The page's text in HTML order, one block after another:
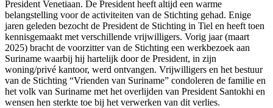
President Venetiaan. De President heeft altijd een warme
belangstelling voor de activiteiten van de Stichting gehad. Enige
jaren geleden bezocht de President de Stichting in Tiel en heeft toen
kennisgemaakt met verschillende vrijwilligers. Vorig jaar (maart
2025) bracht de voorzitter van de Stichting een werkbezoek aan
Suriname waarbij hij hartelijk door de President, in zijn
woning/privé kantoor, werd ontvangen. Vrijwilligers en het bestuur
van de Stichting “Vrienden van Suriname” condoleren de familie en
het volk van Suriname met het overlijden van President Santokhi en
wensen hen sterkte toe bij het verwerken van dit verlies.